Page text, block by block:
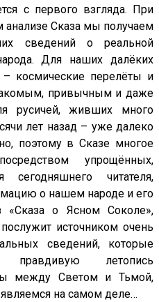
с первого взгляда. При
Сказа мы получаем
сведений о реальной
Для наших далёких
космические перелёты и
привычным и даже
русичей, живших много
лет назад – уже далеко
поэтому в Сказе многое
упрощённых,
читателя,
о нашем народе и его
«Сказа о Ясном Соколе»,
источником очень
сведений, которые
правдивую летопись
между Светом и Тьмой,
на самом деле…